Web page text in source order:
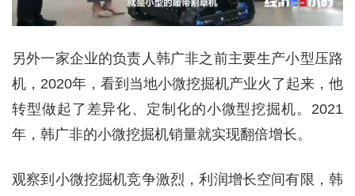
另外一家企业的负责人韩广非之前主要生产小型压路
机，2020年，看到当地小微挖掘机产业火了起来，他
转型做起了差异化、定制化的小微型挖掘机。2021
年，韩广非的小微挖掘机销量就实现翻倍增长。
观察到小微挖掘机竞争激烈，利润增长空间有限，韩